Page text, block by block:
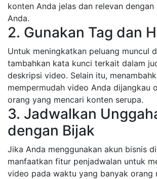
konten Anda jelas dan relevan
Anda.
2. Gunakan Tag dan
Untuk meningkatkan peluang muncul
tambahkan kata kunci terkait dalam
deskripsi video. Selain itu,
mempermudah video Anda dijangkau
orang yang mencari konten serupa.
3. Jadwalkan
dengan Bijak
Jika Anda menggunakan akun bisnis
manfaatkan fitur penjadwalan untuk
video pada waktu yang banyak orang